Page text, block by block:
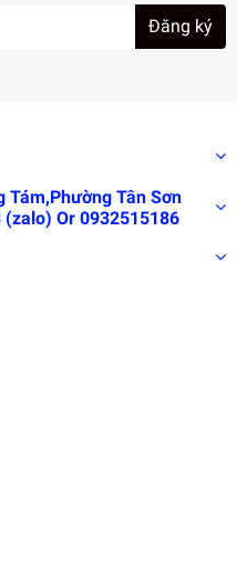
Đăng ký
Tám,Phường Tân Sơn
Or 0932515186